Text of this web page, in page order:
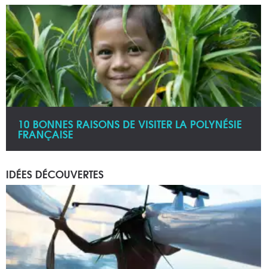
10 BONNES RAISONS DE VISITER LA POLYNÉSIE
FRANÇAISE
IDÉES DÉCOUVERTES